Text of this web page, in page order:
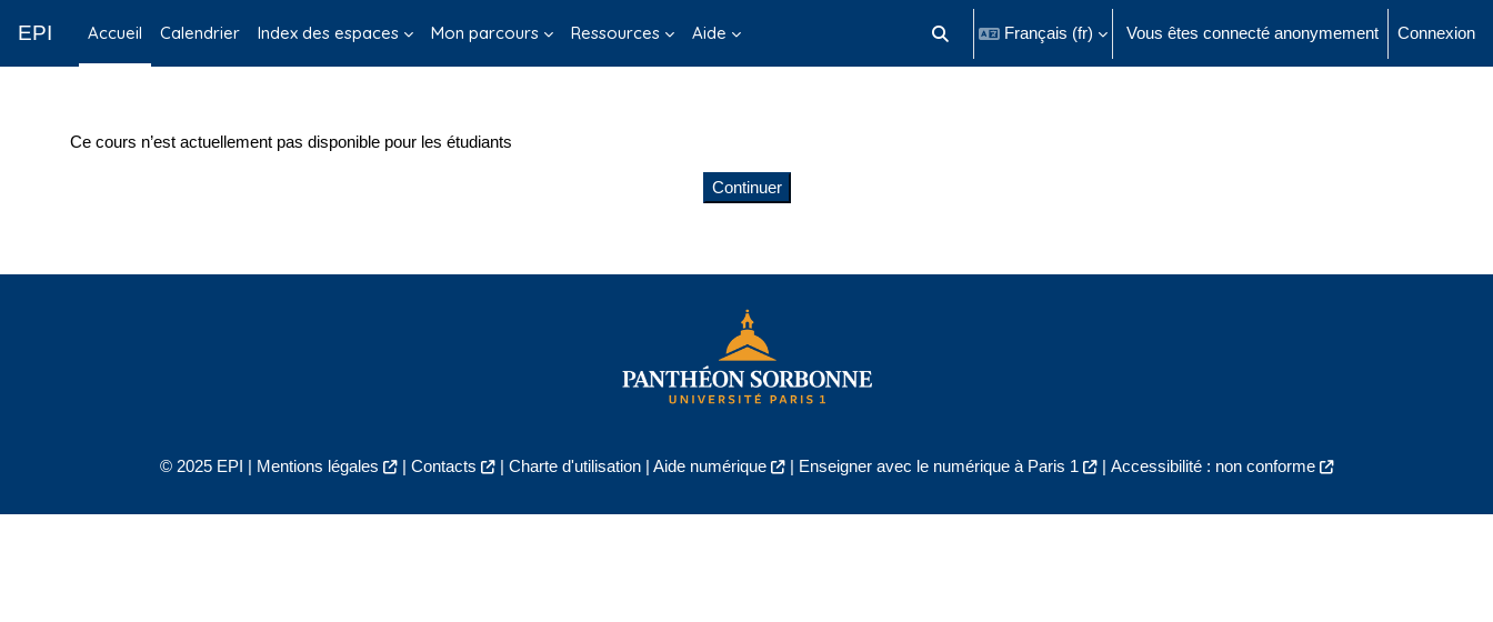
EPI Accueil Calendrier Index des espaces Mon parcours Ressources Aide Activer/désactiver la saisie de recherche
Français ‎(fr)‎ Vous êtes connecté anonymement Connexion
Ce cours n’est actuellement pas disponible pour les étudiants
Continuer
© 2025 EPI | Mentions légales | Contacts | Charte d'utilisation| Aide numérique | Enseigner avec le numérique à Paris 1 | Accessibilité : non conforme